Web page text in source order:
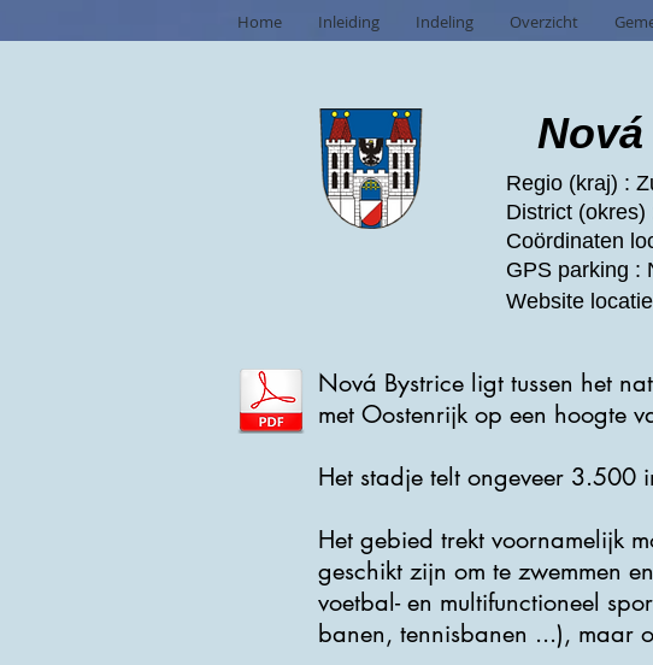
Home Inleiding Indeling Overzicht
Regio (kraj) :
District
Coördinaten
GPS parking :
Website
Nová Bystrice ligt tussen het
met Oostenrijk op een hoogte
Het stadje telt ongeveer 3.500
Het gebied trekt voornamelijk
geschikt zijn om te zwemmen
voetbal- en multifunctioneel
banen, tennisbanen ...), maar